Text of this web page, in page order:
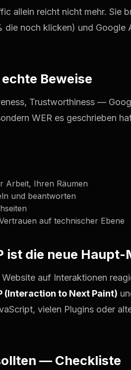
allein reicht nicht mehr. Sie
die noch klicken) und
Beweise
Trustworthiness —
WER es geschrieben
Arbeit, Ihren Räumen
und beantworten
auf technischer Ebene
ist die neue
auf Interaktionen
(Interaction to Next Paint)
vielen Plugins oder
— Checkliste